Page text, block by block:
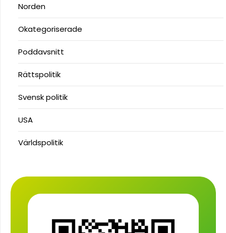
Norden
Okategoriserade
Poddavsnitt
Rättspolitik
Svensk politik
USA
Världspolitik